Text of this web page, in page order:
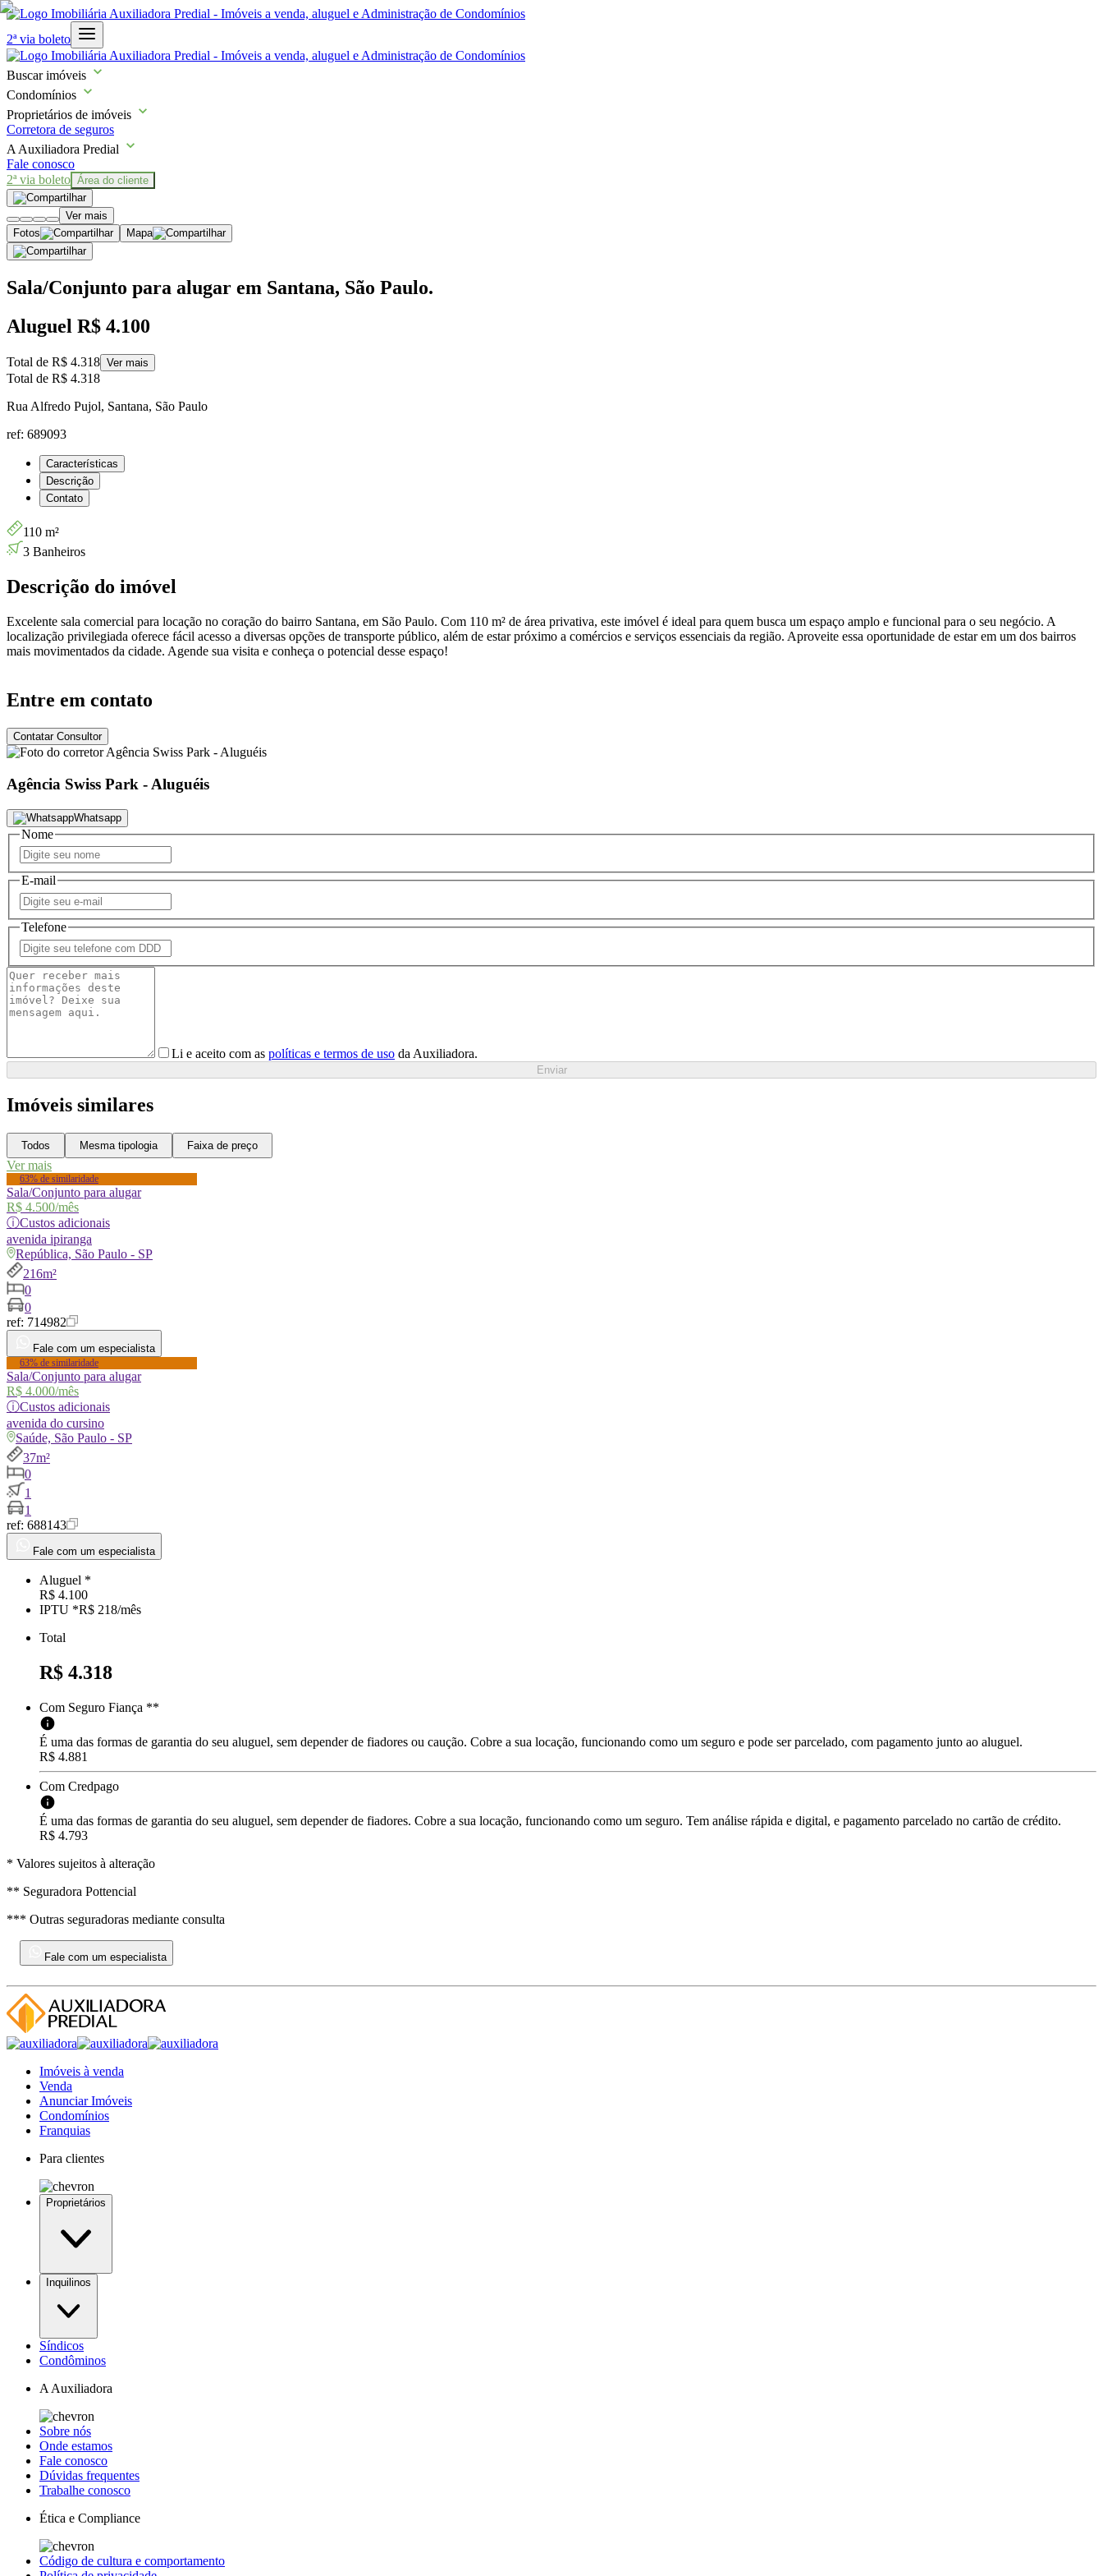
2ª via boleto
Buscar imóveis
Condomínios
Proprietários de imóveis
Corretora de seguros
A Auxiliadora Predial
Fale conosco
2ª via boleto Área do cliente
Ver mais
Fotos
Mapa
Sala/Conjunto para alugar em Santana, São Paulo.
Aluguel R$ 4.100
Total de R$ 4.318 Ver mais
Total de R$ 4.318
Rua Alfredo Pujol, Santana, São Paulo
ref: 689093
Características
Descrição
Contato
110 m²
3 Banheiros
Descrição do imóvel
Excelente sala comercial para locação no coração do bairro Santana, em São Paulo. Com 110 m² de área privativa, este imóvel é ideal para quem busca um espaço amplo e funcional para o seu negócio. A
localização privilegiada oferece fácil acesso a diversas opções de transporte público, além de estar próximo a comércios e serviços essenciais da região. Aproveite essa oportunidade de estar em um dos bairros
mais movimentados da cidade. Agende sua visita e conheça o potencial desse espaço!
Entre em contato
Contatar Consultor
Agência Swiss Park - Aluguéis
Whatsapp
Nome
E-mail
Telefone
Li e aceito com as políticas e termos de uso da Auxiliadora.
Enviar
Imóveis similares
Todos Mesma tipologia Faixa de preço
Ver mais
63% de similaridade
Sala/Conjunto para alugar
R$ 4.500/mês
ⓘCustos adicionais
avenida ipiranga
República, São Paulo - SP
216m²
0
0
ref: 714982
Fale com um especialista
63% de similaridade
Sala/Conjunto para alugar
R$ 4.000/mês
ⓘCustos adicionais
avenida do cursino
Saúde, São Paulo - SP
37m²
0
1
1
ref: 688143
Fale com um especialista
Aluguel *
R$ 4.100
IPTU *R$ 218/mês
Total
R$ 4.318
Com Seguro Fiança **
É uma das formas de garantia do seu aluguel, sem depender de fiadores ou caução. Cobre a sua locação, funcionando como um seguro e pode ser parcelado, com pagamento junto ao aluguel.
R$ 4.881
Com Credpago
É uma das formas de garantia do seu aluguel, sem depender de fiadores. Cobre a sua locação, funcionando como um seguro. Tem análise rápida e digital, e pagamento parcelado no cartão de crédito.
R$ 4.793
* Valores sujeitos à alteração
** Seguradora Pottencial
*** Outras seguradoras mediante consulta
Fale com um especialista
Imóveis à venda
Venda
Anunciar Imóveis
Condomínios
Franquias
Para clientes
Proprietários
Inquilinos
Síndicos
Condôminos
A Auxiliadora
Sobre nós
Onde estamos
Fale conosco
Dúvidas frequentes
Trabalhe conosco
Ética e Compliance
Código de cultura e comportamento